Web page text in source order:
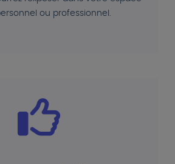
ou professionnel.